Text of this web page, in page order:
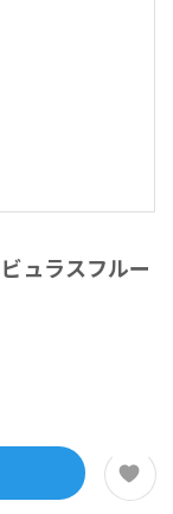
ュラスフルー